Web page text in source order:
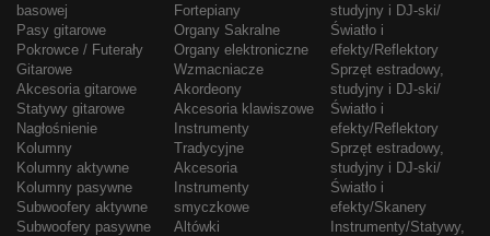
basowej
Pasy gitarowe
Pokrowce / Futerały
Gitarowe
Akcesoria gitarowe
Statywy gitarowe
Nagłośnienie
Kolumny
Kolumny aktywne
Kolumny pasywne
Subwoofery aktywne
Subwoofery pasywne
Fortepiany
Organy Sakralne
Organy elektroniczne
Wzmacniacze
Akordeony
Akcesoria klawiszowe
Instrumenty
Tradycyjne
Akcesoria
Instrumenty
smyczkowe
Altówki
studyjny i DJ-ski/
Światło i
efekty/Reflektory
Sprzęt estradowy,
studyjny i DJ-ski/
Światło i
efekty/Reflektory
Sprzęt estradowy,
studyjny i DJ-ski/
Światło i
efekty/Skanery
Instrumenty/Statywy,